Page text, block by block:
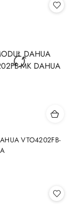
VTO4202FB-